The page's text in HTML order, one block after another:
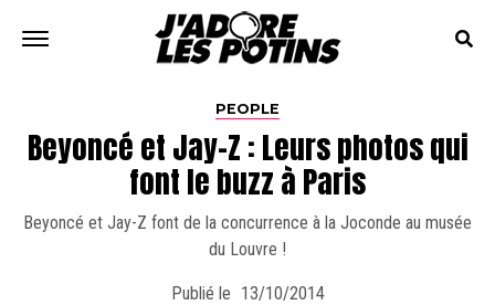
PEOPLE
Beyoncé et Jay-Z : Leurs photos qui
font le buzz à Paris
Beyoncé et Jay-Z font de la concurrence à la Joconde au musée
du Louvre !
Publié le 13/10/2014